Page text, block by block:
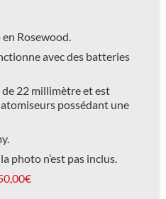
Rosewood.
avec des batteries
de 22 millimètre et est
possédant une
photo n’est pas inclus.
€